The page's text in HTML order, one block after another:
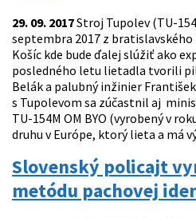
29. 09. 2017Stroj Tupolev (TU-
septembra 2017 z bratislavského
Košíc kde bude ďalej slúžiť ako
posledného letu lietadla tvorili
Belák a palubný inžinier
s Tupolevom sa zúčastnil aj
TU-154M OM BYO (vyrobený v
druhu v Európe, ktorý lieta a má
Slovenský policajt
metódu pachovej